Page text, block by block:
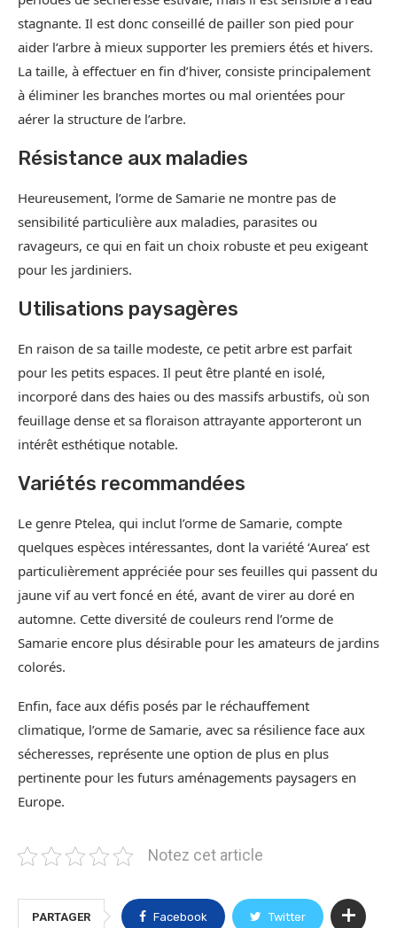
stagnante. Il est donc conseillé de pailler son pied pour
aider l’arbre à mieux supporter les premiers étés et hivers.
La taille, à effectuer en fin d’hiver, consiste principalement
à éliminer les branches mortes ou mal orientées pour
aérer la structure de l’arbre.
Résistance aux maladies
Heureusement, l’orme de Samarie ne montre pas de
sensibilité particulière aux maladies, parasites ou
ravageurs, ce qui en fait un choix robuste et peu exigeant
pour les jardiniers.
Utilisations paysagères
En raison de sa taille modeste, ce petit arbre est parfait
pour les petits espaces. Il peut être planté en isolé,
incorporé dans des haies ou des massifs arbustifs, où son
feuillage dense et sa floraison attrayante apporteront un
intérêt esthétique notable.
Variétés recommandées
Le genre Ptelea, qui inclut l’orme de Samarie, compte
quelques espèces intéressantes, dont la variété ‘Aurea’ est
particulièrement appréciée pour ses feuilles qui passent du
jaune vif au vert foncé en été, avant de virer au doré en
automne. Cette diversité de couleurs rend l’orme de
Samarie encore plus désirable pour les amateurs de jardins
colorés.
Enfin, face aux défis posés par le réchauffement
climatique, l’orme de Samarie, avec sa résilience face aux
sécheresses, représente une option de plus en plus
pertinente pour les futurs aménagements paysagers en
Europe.
Notez cet article
PARTAGER Facebook Twitter